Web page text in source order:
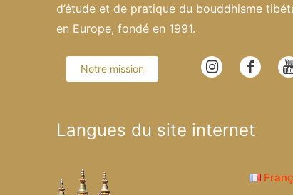
d’étude et de pratique du bouddhisme
en Europe, fondé en 1991.
Notre mission
Langues du site internet